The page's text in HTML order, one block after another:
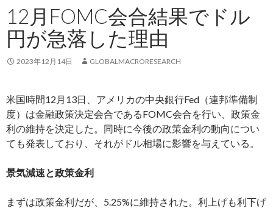
12月FOMC会合結果でドル
円が急落した理由
2023年12月14日 GLOBALMACRORESEARCH
米国時間12月13日、アメリカの中央銀行Fed（連邦準備制
度）は金融政策決定会合であるFOMC会合を行い、政策金
利の維持を決定した。同時に今後の政策金利の動向につい
ても発表しており、それがドル相場に影響を与えている。
景気減速と政策金利
まずは政策金利だが、5.25%に維持された。利上げも利下げ